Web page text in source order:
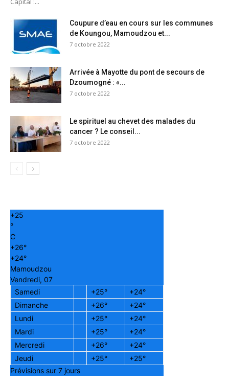
Coupure d’eau en cours sur les communes
de Koungou, Mamoudzou et...
7 octobre 2022
Arrivée à Mayotte du pont de secours de
Dzoumogné : «...
7 octobre 2022
Le spirituel au chevet des malades du
cancer ? Le conseil...
7 octobre 2022
+25
°
C
+26°
+24°
Mamoudzou
Vendredi, 07
Samedi
+25° +24°
Dimanche
+26° +24°
Lundi
+25° +24°
Mardi
+25° +24°
Mercredi
+26° +24°
Jeudi
+25° +25°
Prévisions sur 7 jours